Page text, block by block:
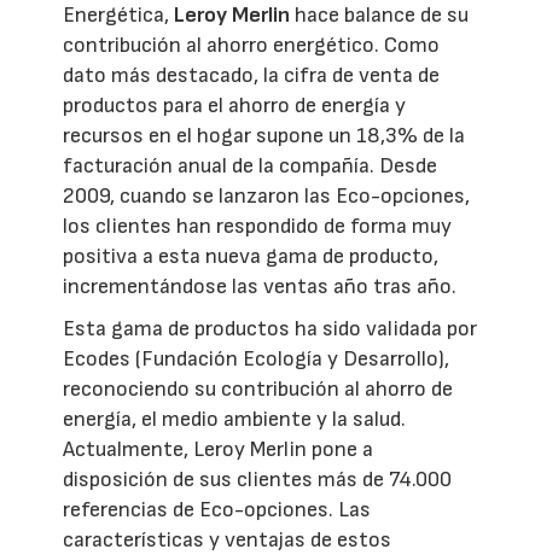
Energética, Leroy Merlin hace balance de su
contribución al ahorro energético. Como
dato más destacado, la cifra de venta de
productos para el ahorro de energía y
recursos en el hogar supone un 18,3% de la
facturación anual de la compañía. Desde
2009, cuando se lanzaron las Eco-opciones,
los clientes han respondido de forma muy
positiva a esta nueva gama de producto,
incrementándose las ventas año tras año.
Esta gama de productos ha sido validada por
Ecodes (Fundación Ecología y Desarrollo),
reconociendo su contribución al ahorro de
energía, el medio ambiente y la salud.
Actualmente, Leroy Merlin pone a
disposición de sus clientes más de 74.000
referencias de Eco-opciones. Las
características y ventajas de estos